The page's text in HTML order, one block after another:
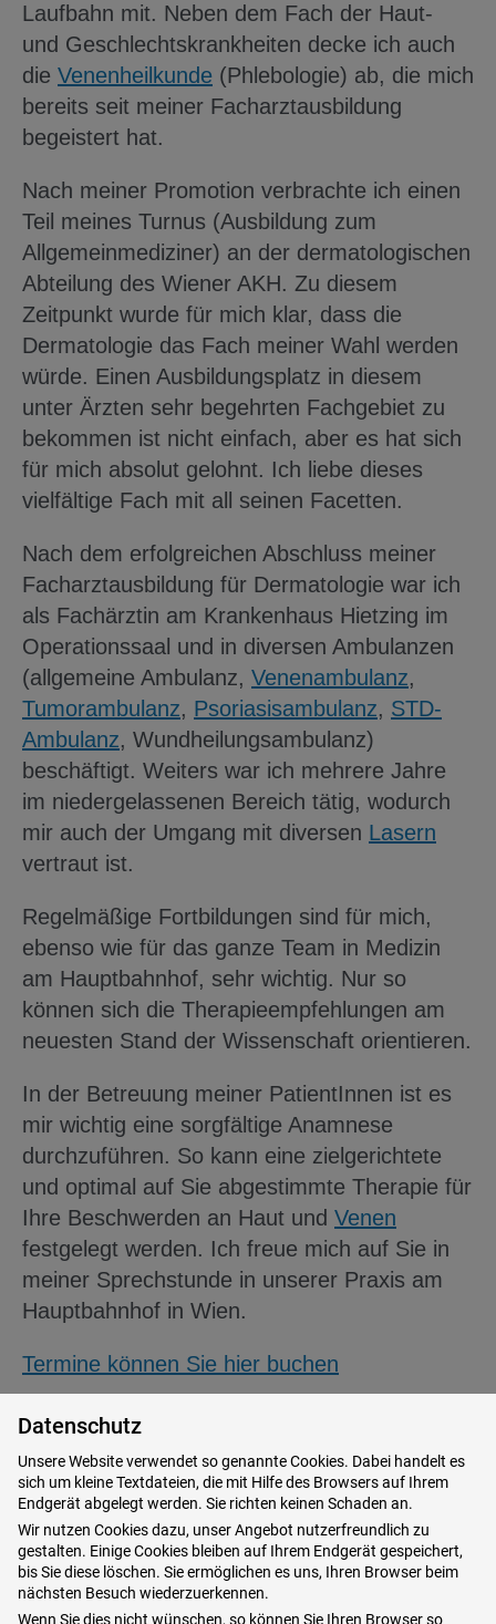
Laufbahn mit. Neben dem Fach der Haut-
und Geschlechtskrankheiten decke ich auch
die Venenheilkunde (Phlebologie) ab, die mich
bereits seit meiner Facharztausbildung
begeistert hat.
Nach meiner Promotion verbrachte ich einen
Teil meines Turnus (Ausbildung zum
Allgemeinmediziner) an der dermatologischen
Abteilung des Wiener AKH. Zu diesem
Zeitpunkt wurde für mich klar, dass die
Dermatologie das Fach meiner Wahl werden
würde. Einen Ausbildungsplatz in diesem
unter Ärzten sehr begehrten Fachgebiet zu
bekommen ist nicht einfach, aber es hat sich
für mich absolut gelohnt. Ich liebe dieses
vielfältige Fach mit all seinen Facetten.
Nach dem erfolgreichen Abschluss meiner
Facharztausbildung für Dermatologie war ich
als Fachärztin am Krankenhaus Hietzing im
Operationssaal und in diversen Ambulanzen
(allgemeine Ambulanz, Venenambulanz,
Tumorambulanz, Psoriasisambulanz, STD-
Ambulanz, Wundheilungsambulanz)
beschäftigt. Weiters war ich mehrere Jahre
im niedergelassenen Bereich tätig, wodurch
mir auch der Umgang mit diversen Lasern
vertraut ist.
Regelmäßige Fortbildungen sind für mich,
ebenso wie für das ganze Team in Medizin
am Hauptbahnhof, sehr wichtig. Nur so
können sich die Therapieempfehlungen am
neuesten Stand der Wissenschaft orientieren.
In der Betreuung meiner PatientInnen ist es
mir wichtig eine sorgfältige Anamnese
durchzuführen. So kann eine zielgerichtete
und optimal auf Sie abgestimmte Therapie für
Ihre Beschwerden an Haut und Venen
festgelegt werden. Ich freue mich auf Sie in
meiner Sprechstunde in unserer Praxis am
Hauptbahnhof in Wien.
Termine können Sie hier buchen
Ausbildung und ein Auszug aus den
bisherigen Tätigkeiten:
Seit 2024Fachärztin für
Datenschutz
Unsere Website verwendet so genannte Cookies. Dabei handelt es
sich um kleine Textdateien, die mit Hilfe des Browsers auf Ihrem
Endgerät abgelegt werden. Sie richten keinen Schaden an.
Wir nutzen Cookies dazu, unser Angebot nutzerfreundlich zu
gestalten. Einige Cookies bleiben auf Ihrem Endgerät gespeichert,
bis Sie diese löschen. Sie ermöglichen es uns, Ihren Browser beim
nächsten Besuch wiederzuerkennen.
Wenn Sie dies nicht wünschen, so können Sie Ihren Browser so